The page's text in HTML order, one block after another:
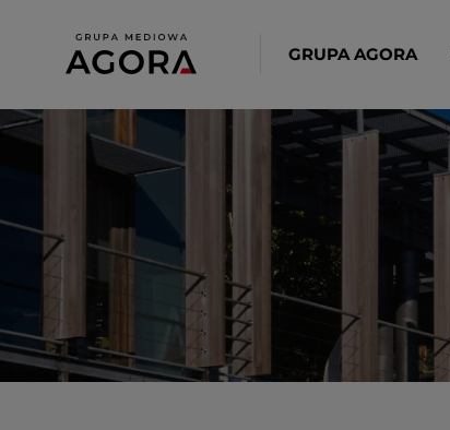
GRUPA AGORA